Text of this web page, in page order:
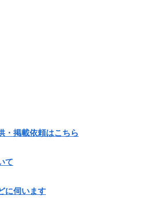
・掲載依頼はこちら
て
に伺います